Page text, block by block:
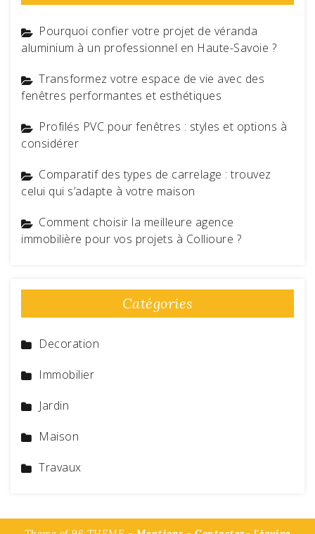
Pourquoi confier votre projet de véranda
aluminium à un professionnel en Haute-Savoie ?
Transformez votre espace de vie avec des
fenêtres performantes et esthétiques
Profilés PVC pour fenêtres : styles et options à
considérer
Comparatif des types de carrelage : trouvez
celui qui s’adapte à votre maison
Comment choisir la meilleure agence
immobilière pour vos projets à Collioure ?
Catégories
Decoration
Immobilier
Jardin
Maison
Travaux